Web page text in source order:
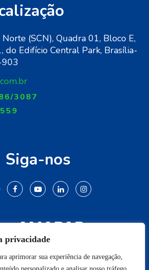
privacidade
aprimorar sua experiência de navegação,
(SCN), Quadra 01, Bloco E,
do Edifício Central Park, Brasília-
903
3087
Siga-nos
Todos os direitos reservados.